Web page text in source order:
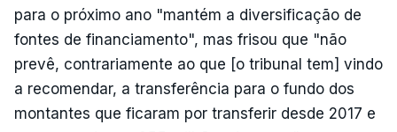
para o próximo ano "mantém a diversificação de
fontes de financiamento", mas frisou que "não
prevê, contrariamente ao que [o tribunal tem] vindo
a recomendar, a transferência para o fundo dos
montantes que ficaram por transferir desde 2017 e